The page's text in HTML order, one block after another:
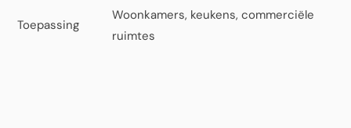
Toepassing
Woonkamers, keukens, commerciële
ruimtes